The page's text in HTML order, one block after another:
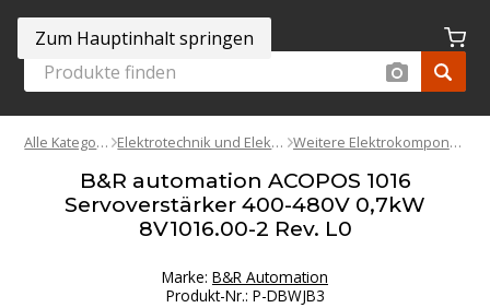
Zum Hauptinhalt springen
Alle Kategorien Elektrotechnik und Elektronik Weitere Elektrokomponenten
B&R automation ACOPOS 1016
Servoverstärker 400-480V 0,7kW
8V1016.00-2 Rev. L0
Marke: B&R Automation
Produkt-Nr.: P-DBWJB3